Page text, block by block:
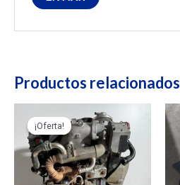
Productos relacionados
¡Oferta!
¡Oferta!